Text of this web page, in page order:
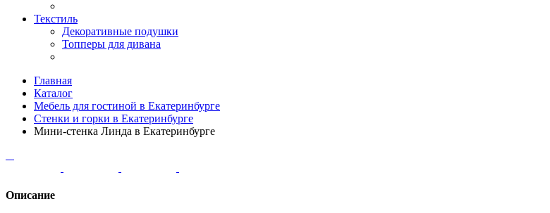
Текстиль
Декоративные подушки
Топперы для дивана
Главная
Каталог
Мебель для гостиной в Екатеринбурге
Стенки и горки в Екатеринбурге
Мини-стенка Линда в Екатеринбурге
Описание